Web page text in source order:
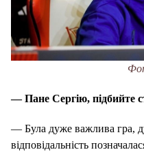
— Пане Сергію, підбийте
— Була дуже важлива гра,
відповідальність